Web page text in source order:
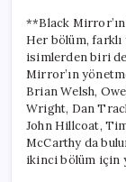
**Black
Her bölüm,
isimlerden biri
Mirror’ın
Brian Welsh,
Wright, Dan
John Hillcoat,
McCarthy da
ikinci bölüm için